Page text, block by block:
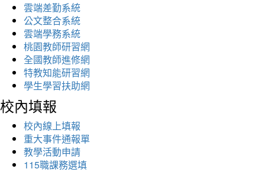
雲端差勤系統
公文整合系統
雲端學務系統
桃園教師研習網
全國教師進修網
特教知能研習網
學生學習扶助網
校內填報
校內線上填報
重大事件通報單
教學活動申請
115職課務選填